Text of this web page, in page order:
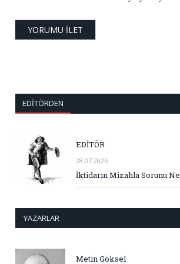
EDITÖRDEN
EDİTÖR
28.07.2026
İktidarın Mizahla Sorunu Ne
YAZARLAR
Metin Göksel